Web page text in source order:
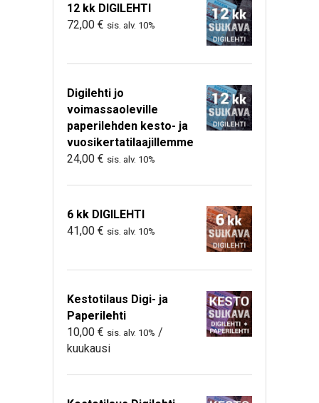
12 kk DIGILEHTI
72,00 € sis. alv. 10%
Digilehti jo
voimassaoleville
paperilehden kesto- ja
vuosikertatilaajillemme
24,00 € sis. alv. 10%
6 kk DIGILEHTI
41,00 € sis. alv. 10%
Kestotilaus Digi- ja
Paperilehti
10,00 € sis. alv. 10% /
kuukausi